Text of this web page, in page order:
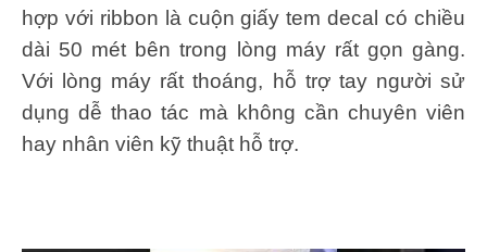
hợp với ribbon là cuộn giấy tem decal có chiều
dài 50 mét bên trong lòng máy rất gọn gàng.
Với lòng máy rất thoáng, hỗ trợ tay người sử
dụng dễ thao tác mà không cần chuyên viên
hay nhân viên kỹ thuật hỗ trợ.